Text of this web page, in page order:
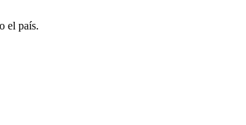
el país.